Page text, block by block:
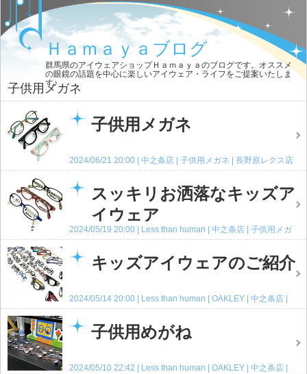
Ｈａｍａｙａブログ
群馬県のアイウェアショップＨａｍａｙａのブログです。オススメ
の眼鏡の話題を中心に楽しいアイウェア・ライフをご提案いたしま
す♪
子供用メガネ
子供用メガネ
2024/06/21 20:00 中之条店 子供用メガネ
長野原レクス店
高崎店
コメント(0)
スッキリお洒落なキッズア
イウェア
2024/05/19 20:00 Less than human 中之条店
子供用メガ
ネ
高崎店 コメント(0)
キッズアイウェアのご紹介
2024/05/14 20:00 Less than human OAKLEY
中之条店
子供用メガネ
高崎店 コメント(0)
子供用めがね
2024/05/10 22:42 Less than human OAKLEY
中之条店